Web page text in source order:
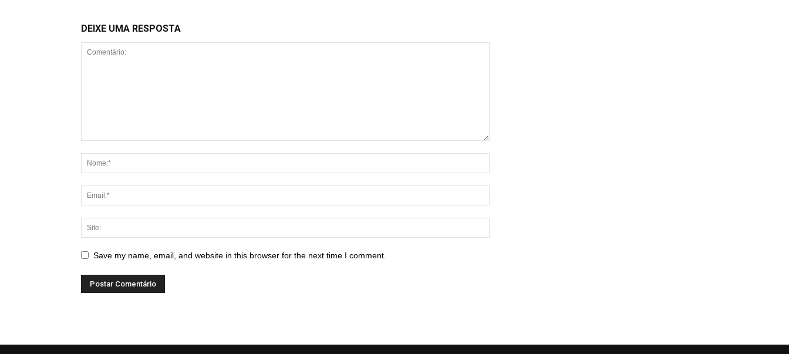
DEIXE UMA RESPOSTA
Save my name, email, and website in this browser for the next time I comment.